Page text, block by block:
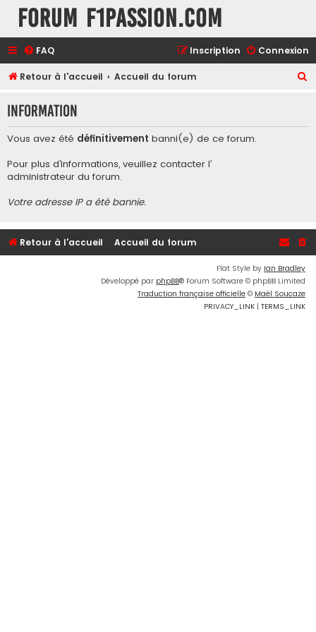
Forum F1Passion.com
FAQ Connexion
Inscription
Retour à l'accueil Accueil du forum
h
Information
Vous avez été définitivement banni(e) de ce forum.
Pour plus d’informations, veuillez contacter l’
administrateur du forum.
Votre adresse IP a été bannie.
Retour à l'accueil Accueil du forum
Flat Style by Ian Bradley
Développé par phpBB® Forum Software © phpBB Limited
Traduction française officielle © Maël Soucaze
PRIVACY_LINK | TERMS_LINK